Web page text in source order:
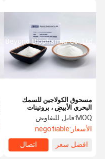
مسحوق الكولاجين للسمك
البحري الأبيض ، بروتينات
الكولاجين للأسماك المزدوجة
MOQ: قابل للتفاوض
الأسعار:negotiable
افضل سعر
اتصال